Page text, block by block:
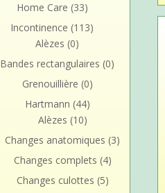
Home Care (33)
Incontinence (113)
Alèzes (0)
Bandes rectangulaires (0)
Grenouillière (0)
Hartmann (44)
Alèzes (10)
Changes anatomiques (3)
Changes complets (4)
Changes culottes (5)